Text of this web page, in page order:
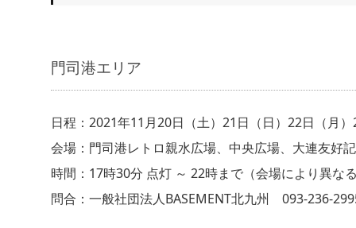
門司港エリア
日程：2021年11月20日（土）21日（日）22日（月
会場：門司港レトロ親水広場、中央広場、大連友好
時間：17時30分 点灯 ～ 22時まで（会場により異な
問合：一般社団法人BASEMENT北九州 093-236-